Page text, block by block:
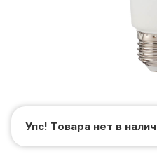
Упс! Товара нет в